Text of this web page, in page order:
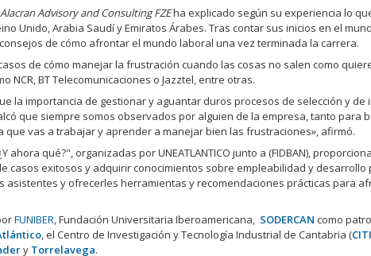
Advisory and Consulting FZEha explicado según su experiencia lo
Unido, Arabia Saudí y Emiratos Árabes. Tras contar sus inicios en el
de cómo afrontar el mundo laboral una vez terminada la carrera.
de cómo manejar la frustración cuando las cosas no salen como
NCR, BT Telecomunicaciones o Jazztel, entre otras.
la importancia de gestionar y aguantar duros procesos de selección y de
que siempre somos observados por alguien de la empresa, tanto para
que vas a trabajar y aprender a manejar bien las frustraciones», afirmó.
ahora qué?", organizadas por UNEATLANTICO junto a (FIDBAN),
casos exitosos y adquirir conocimientos sobre empleabilidad y desarrollo
asistentes y ofrecerles herramientas y recomendaciones prácticas para
FUNIBER, Fundación Universitaria Iberoamericana, SODERCAN como
, el Centro de Investigación y Tecnología Industrial de Cantabria (
y Torrelavega.